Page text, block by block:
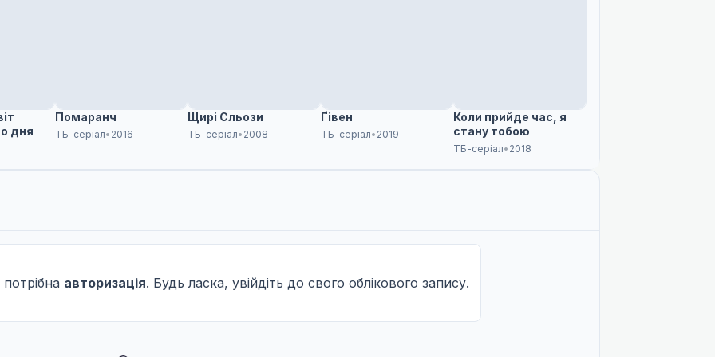
дня
Помаранч
ТБ-серіал• 2016
Щирі Сльози
ТБ-серіал• 2008
Ґівен
ТБ-серіал• 2019
Коли прийде час, я
стану тобою
ТБ-серіал• 2018
авторизація. Будь ласка, увійдіть до свого облікового запису.